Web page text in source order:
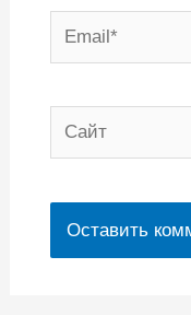
Email*
Сайт